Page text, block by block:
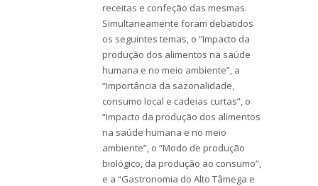
receitas e confeção das mesmas.
Simultaneamente foram debatidos
os seguintes temas, o “Impacto da
produção dos alimentos na saúde
humana e no meio ambiente”, a
“Importância da sazonalidade,
consumo local e cadeias curtas”, o
“Impacto da produção dos alimentos
na saúde humana e no meio
ambiente”, o “Modo de produção
biológico, da produção ao consumo”,
e a “Gastronomia do Alto Tâmega e